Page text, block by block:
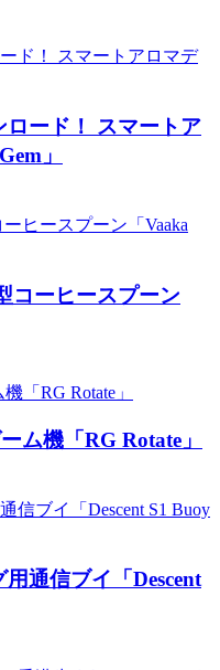
ード！ スマートア
」
コーヒースプーン
ム機「RG Rotate」
通信ブイ「Descent